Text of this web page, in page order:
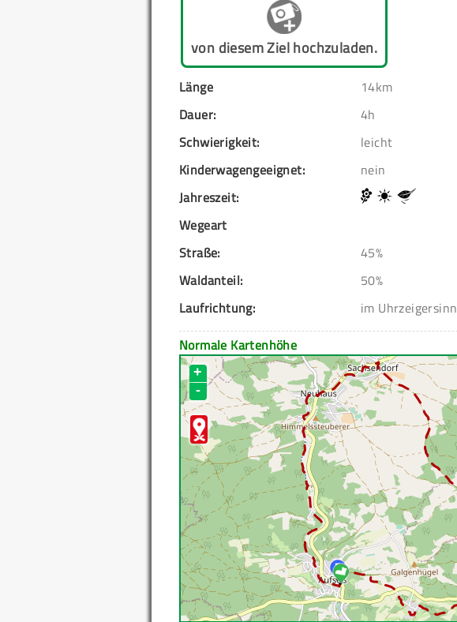
von diesem Ziel hochzuladen.
Länge
14km
Dauer:
4h
Schwierigkeit:
leicht
Kinderwagengeeignet:
nein
Jahreszeit:
Wegeart
Straße:
45%
Waldanteil:
50%
Laufrichtung:
im Uhrzeigersinn
Normale Kartenhöhe
+
-